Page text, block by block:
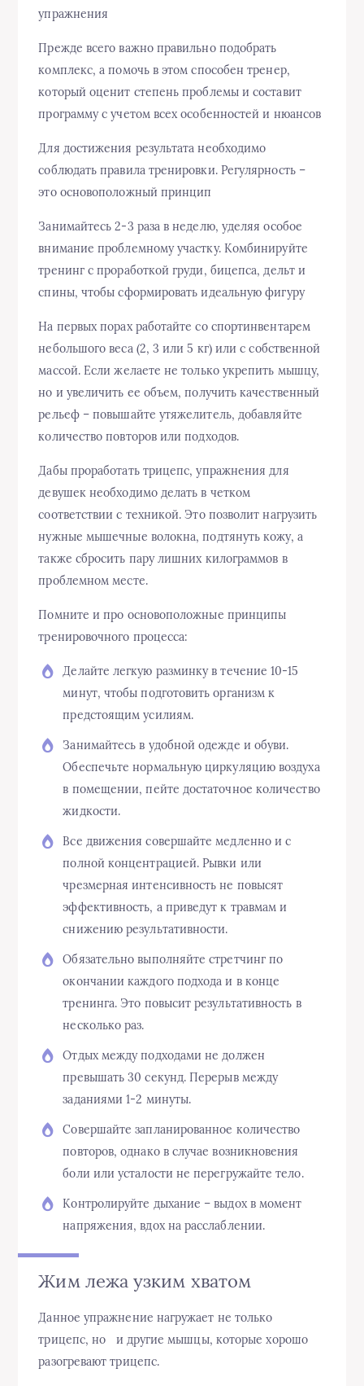
упражнения
Прежде всего важно правильно подобрать
комплекс, а помочь в этом способен тренер,
который оценит степень проблемы и составит
программу с учетом всех особенностей и нюансов
Для достижения результата необходимо
соблюдать правила тренировки. Регулярность –
это основоположный принцип
Занимайтесь 2-3 раза в неделю, уделяя особое
внимание проблемному участку. Комбинируйте
тренинг с проработкой груди, бицепса, дельт и
спины, чтобы сформировать идеальную фигуру
На первых порах работайте со спортинвентарем
небольшого веса (2, 3 или 5 кг) или с собственной
массой. Если желаете не только укрепить мышцу,
но и увеличить ее объем, получить качественный
рельеф – повышайте утяжелитель, добавляйте
количество повторов или подходов.
Дабы проработать трицепс, упражнения для
девушек необходимо делать в четком
соответствии с техникой. Это позволит нагрузить
нужные мышечные волокна, подтянуть кожу, а
также сбросить пару лишних килограммов в
проблемном месте.
Помните и про основоположные принципы
тренировочного процесса:
Делайте легкую разминку в течение 10-15
минут, чтобы подготовить организм к
предстоящим усилиям.
Занимайтесь в удобной одежде и обуви.
Обеспечьте нормальную циркуляцию воздуха
в помещении, пейте достаточное количество
жидкости.
Все движения совершайте медленно и с
полной концентрацией. Рывки или
чрезмерная интенсивность не повысят
эффективность, а приведут к травмам и
снижению результативности.
Обязательно выполняйте стретчинг по
окончании каждого подхода и в конце
тренинга. Это повысит результативность в
несколько раз.
Отдых между подходами не должен
превышать 30 секунд. Перерыв между
заданиями 1-2 минуты.
Совершайте запланированное количество
повторов, однако в случае возникновения
боли или усталости не перегружайте тело.
Контролируйте дыхание – выдох в момент
напряжения, вдох на расслаблении.
Жим лежа узким хватом
Данное упражнение нагружает не только
трицепс, но и другие мышцы, которые хорошо
разогревают трицепс.